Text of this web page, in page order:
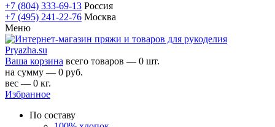
+7 (804) 333-69-13 Россия
+7 (495) 241-22-76 Москва
Меню
Ваша корзина всего товаров — 0 шт.
на сумму — 0 руб.
вес — 0 кг.
Избранное
По составу